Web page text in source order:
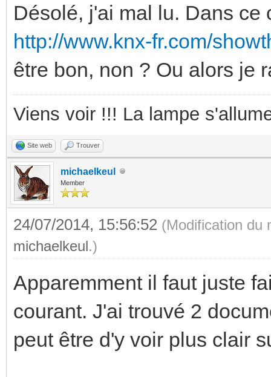
Désolé, j'ai mal lu. Dans ce
http://www.knx-fr.com/
être bon, non ? Ou alors je
Viens voir !!! La lampe
Site web Trouver
michaelkeul
Member
24/07/2014, 15:56:52 (Modification du
michaelkeul.)
Apparemment il faut juste
courant. J'ai trouvé 2
peut être d'y voir plus clair